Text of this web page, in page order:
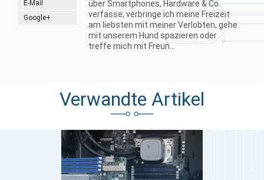
E-Mail
Google+
über Smartphones, Hardware & Co.
verfasse, verbringe ich meine Freizeit
am liebsten mit meiner Verlobten, gehe
mit unserem Hund spazieren oder
treffe mich mit Freun...
Verwandte Artikel